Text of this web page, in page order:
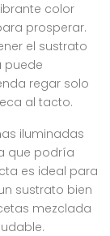
color
prosperar.
el sustrato
puede
regar solo
al tacto.
iluminadas
que podría
es ideal para
sustrato bien
mezclada